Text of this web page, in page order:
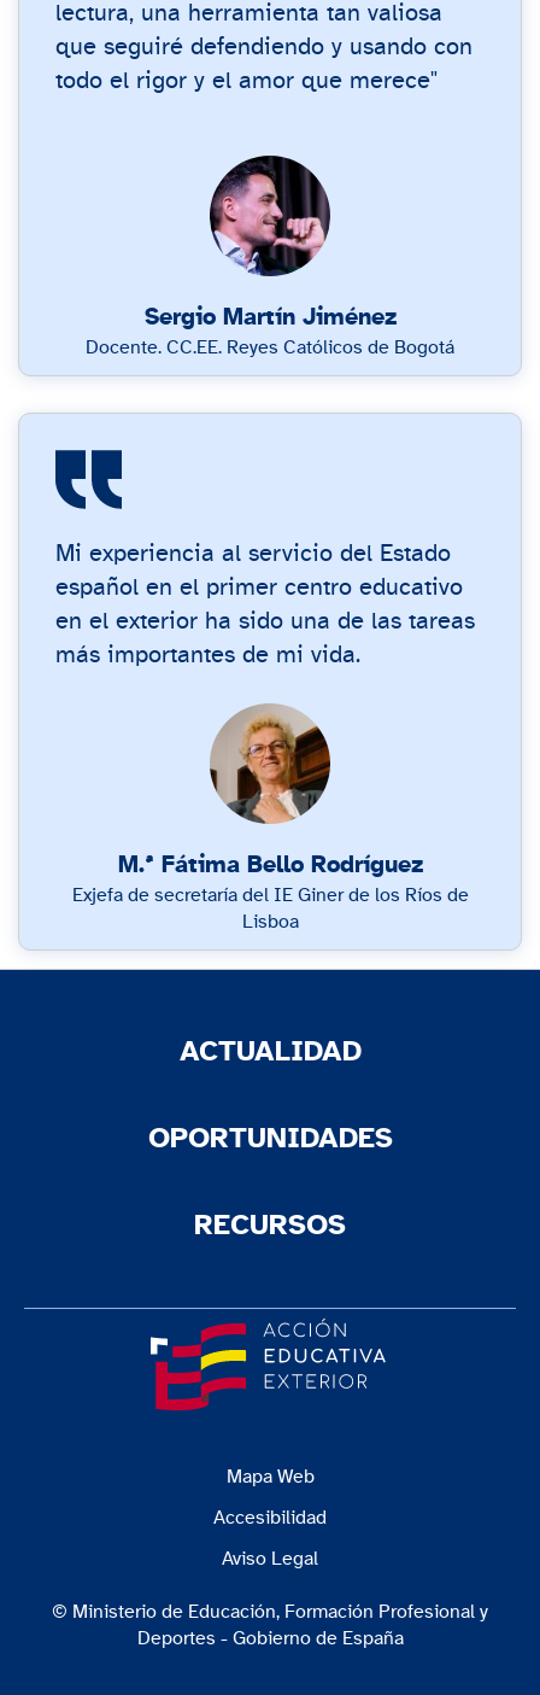
lectura, una herramienta tan valiosa
que seguiré defendiendo y usando con
todo el rigor y el amor que merece"
Sergio Martín Jiménez
Docente. CC.EE. Reyes Católicos de Bogotá
Mi experiencia al servicio del Estado
español en el primer centro educativo
en el exterior ha sido una de las tareas
más importantes de mi vida.
M.ª Fátima Bello Rodríguez
Exjefa de secretaría del IE Giner de los Ríos de
Lisboa
ACTUALIDAD
OPORTUNIDADES
RECURSOS
© Ministerio de Educación, Formación Profesional y
Deportes - Gobierno de España
Mapa Web
Accesibilidad
Aviso Legal